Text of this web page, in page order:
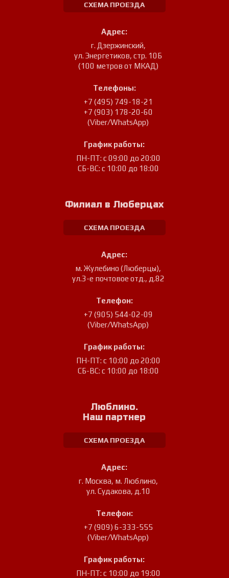
СХЕМА ПРОЕЗДА
Адрес:
г. Дзержинский,
ул. Энергетиков, стр. 10Б
(100 метров от МКАД)
Телефоны:
+7 (495) 749-18-21
+7 (903) 178-20-60
(Viber/WhatsApp)
График работы:
ПН-ПТ: с 09:00 до 20:00
СБ-ВС: с 10:00 до 18:00
Филиал в Люберцах
СХЕМА ПРОЕЗДА
Адрес:
м. Жулебино (Люберцы),
ул.3-е почтовое отд., д.82
Телефон:
+7 (905) 544-02-09
(Viber/WhatsApp)
График работы:
ПН-ПТ: с 10:00 до 20:00
СБ-ВС: с 10:00 до 18:00
Люблино.
Наш партнер
СХЕМА ПРОЕЗДА
Адрес:
г. Москва, м. Люблино,
ул. Судакова, д.10
Телефон:
+7 (909) 6-333-555
(Viber/WhatsApp)
График работы:
ПН-ПТ: с 10:00 до 19:00